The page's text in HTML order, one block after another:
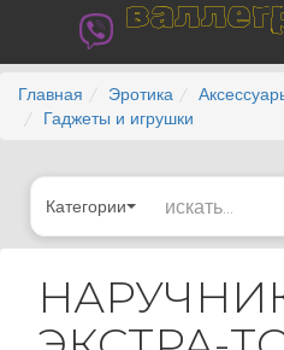
Главная Эротика
Гаджеты и игрушки
Категории